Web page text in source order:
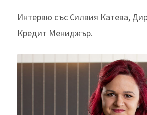
Интервю със Силвия Катева,
Кредит Мениджър.